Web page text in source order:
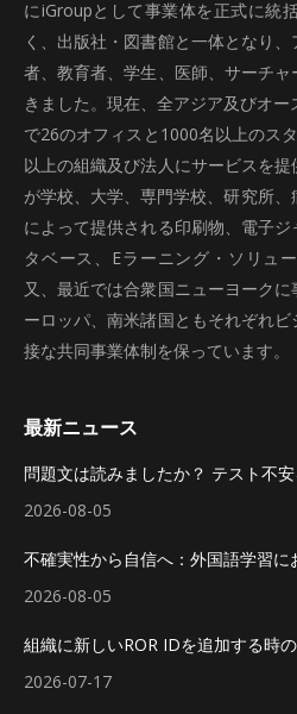
にiGroupとして事業体を正式に統
く、出版社・図書館と一体となり
者、教育者、学生、医師、サーチ
きました。現在、全アジア及びオ
で26のオフィスと1000名以上のス
以上の組織及び法人にサービスを
が学校、大学、専門学校、研究所
によって提供される印刷物、電子
タベース、Eラーニング・ソリュ
又、最近では合衆国ニューヨーク
ーロッパ、南米諸国ともそれぞれ
接な共同事業体制を保っています。
最新ニュース
問題文は読みましたか？ テスト不
2026-08-05
不確実性から自信へ：外国語学習
2026-08-05
組織に新しいROR IDを追加する時
2026-07-17